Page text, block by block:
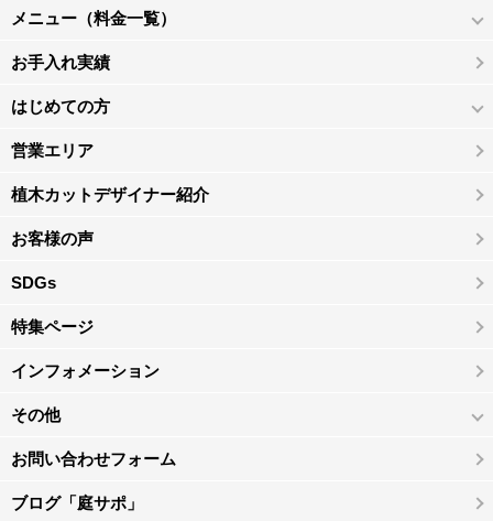
メニュー（料金一覧）
お手入れ実績
はじめての方
営業エリア
植木カットデザイナー紹介
お客様の声
SDGs
特集ページ
インフォメーション
その他
お問い合わせフォーム
ブログ「庭サポ」